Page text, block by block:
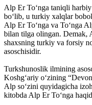
Alp Er To‘nga taniqli
bo‘lib, u turkiy xalqlar
Alp Er To‘nga va To‘nga
bilan tilga olingan. Demak,
shaxsning turkiy va forsiy
asoschisidir.
Turkshunoslik ilmining
Koshg‘ariy o‘zining
Alp so‘zini quyidagicha
kitobda Alp Er To‘nga